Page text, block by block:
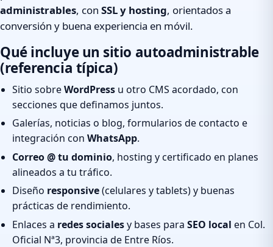
administrables, con SSL y hosting, orientados a
conversión y buena experiencia en móvil.
Qué incluye un sitio autoadministrable
(referencia típica)
Sitio sobreWordPress u otro CMS acordado, con
secciones que definamos juntos.
Galerías, noticias o blog, formularios de contacto e
integración con WhatsApp.
Correo @ tu dominio, hosting y certificado en planes
alineados a tu tráfico.
Diseño responsive(celulares y tablets) y buenas
prácticas de rendimiento.
Enlaces a redes socialesy bases para SEO local en Col.
Oficial Nª3, provincia de Entre Ríos.